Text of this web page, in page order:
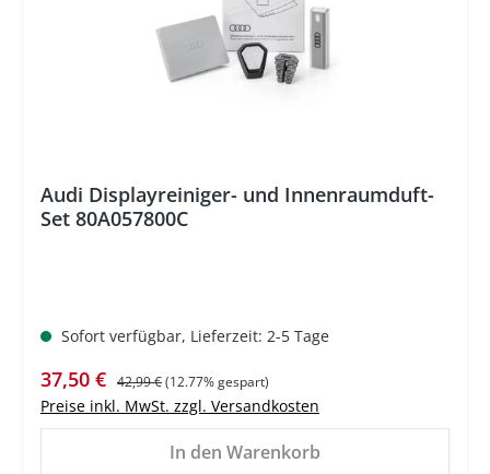
Audi Displayreiniger- und Innenraumduft-
Set 80A057800C
Sofort verfügbar, Lieferzeit: 2-5 Tage
Verkaufspreis:
37,50 € Regulärer Preis:
42,99 €(12.77% gespart)
Preise inkl. MwSt. zzgl. Versandkosten
In den Warenkorb